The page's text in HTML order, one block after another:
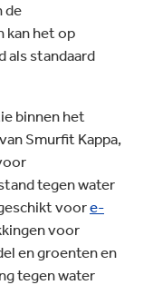
de
kan het op
als standaard
binnen het
Smurfit Kappa,
tegen water
voore-
voor
en groenten en
tegen water